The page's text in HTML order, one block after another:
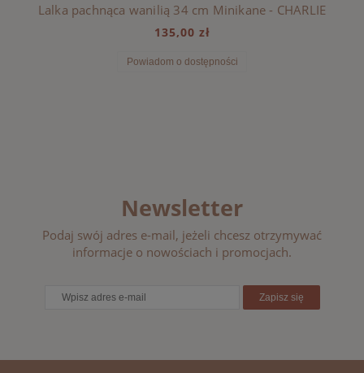
Lalka pachnąca wanilią 34 cm Minikane - CHARLIE
135,00 zł
Powiadom o dostępności
Newsletter
Podaj swój adres e-mail, jeżeli chcesz otrzymywać
informacje o nowościach i promocjach.
Zapisz się